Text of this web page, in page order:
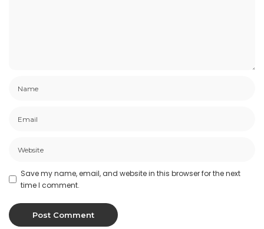
Save my name, email, and website in this browser for the next
time I comment.